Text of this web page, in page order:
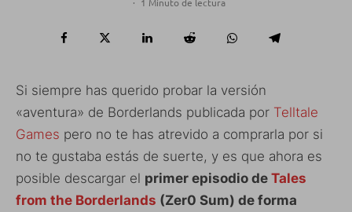
Si siempre has querido probar la versión
«aventura» de Borderlands publicada por Telltale
Games pero no te has atrevido a comprarla por si
no te gustaba estás de suerte, y es que ahora es
posible descargar el primer episodio de Tales
from the Borderlands (Zer0 Sum) de forma